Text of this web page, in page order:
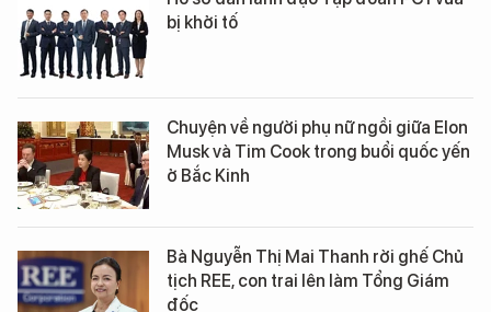
bị khởi tố
Chuyện về người phụ nữ ngồi giữa Elon
Musk và Tim Cook trong buổi quốc yến
ở Bắc Kinh
Bà Nguyễn Thị Mai Thanh rời ghế Chủ
tịch REE, con trai lên làm Tổng Giám
đốc